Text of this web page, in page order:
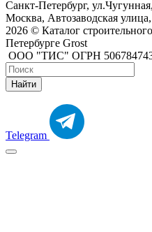
Санкт-Петербург,
Москва, Автозаводская
2026 © Каталог
Петербурге Grost
ООО "ТИС" ОГРН
Найти
Telegram